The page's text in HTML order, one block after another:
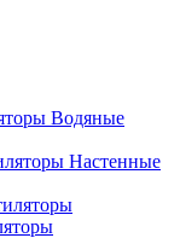
Водяные
Настенные